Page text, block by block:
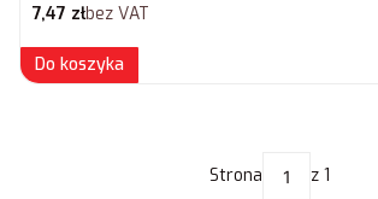
Cena netto
7,47 złbez VAT
Do koszyka
Strona z 1